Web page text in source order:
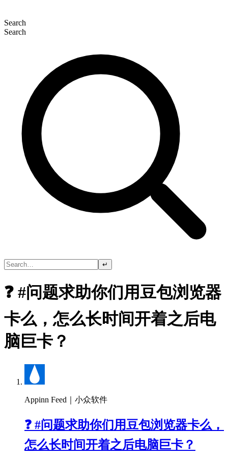
Search
Search
↵
❓ #问题求助你们用豆包浏览器
卡么，怎么长时间开着之后电
脑巨卡？
Appinn Feed｜小众软件
❓ #问题求助你们用豆包浏览器卡么，
怎么长时间开着之后电脑巨卡？